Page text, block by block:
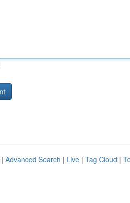
Advanced Search | Live | Tag Cloud |